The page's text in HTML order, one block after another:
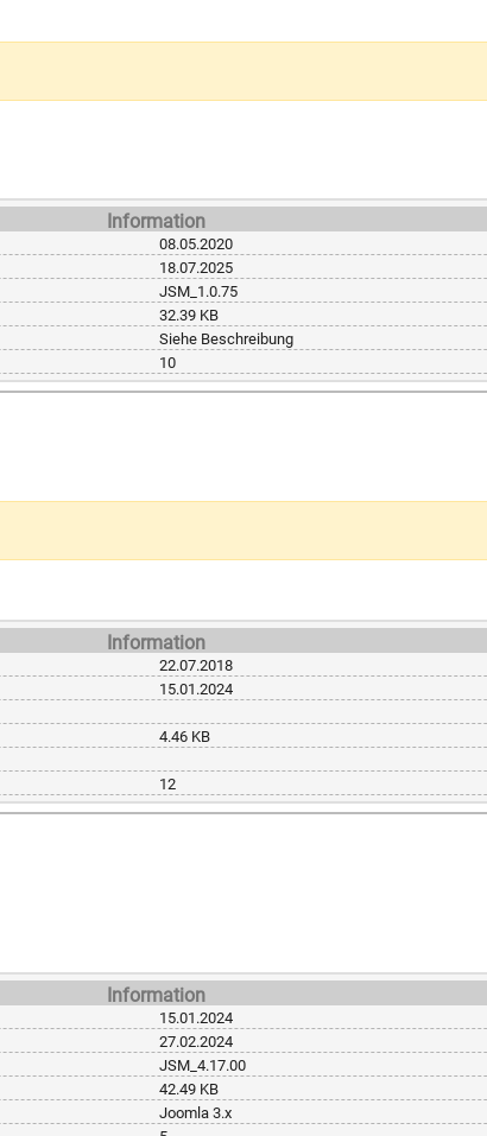
Information
08.05.2020
18.07.2025
JSM_1.0.75
32.39 KB
Siehe Beschreibung
10
Information
22.07.2018
15.01.2024
4.46 KB
12
Information
15.01.2024
27.02.2024
JSM_4.17.00
42.49 KB
Joomla 3.x